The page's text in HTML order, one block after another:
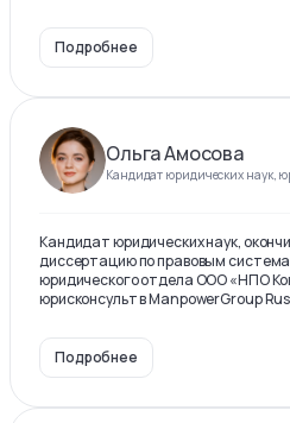
Подробнее
Ольга Амосова
Кандидат юридических наук,
Кандидат юридических наук,
диссертацию по правовым
юридического отдела ООО «НПО
юрисконсульт в ManpowerGroup
Подробнее